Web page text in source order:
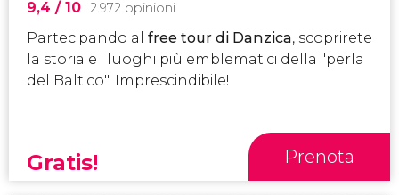
9,4 / 10 2.972 opinioni
Partecipando al free tour di Danzica, scoprirete
la storia e i luoghi più emblematici della "perla
del Baltico". Imprescindibile!
Gratis! Prenota